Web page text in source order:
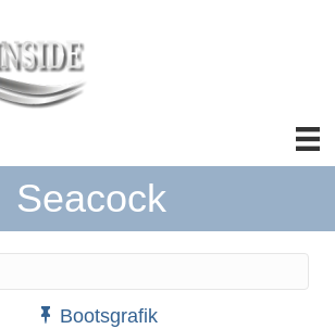
Seacock
der automatischen
Bootsgrafik